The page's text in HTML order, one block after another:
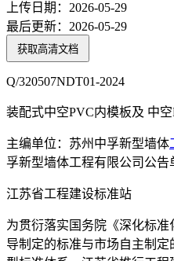
上传日期： 2026-05-29
最后更新： 2026-05-29
获取高清文档
Q/320507NDT01-2024
装配式中空PVC内模板及 中
主编单位：苏州中孚新型墙体
孚新型墙体工程有限公司公告
江苏省工程建设标准站
为贯衍落实国务院《深化标
导制定的标准与市场自主制